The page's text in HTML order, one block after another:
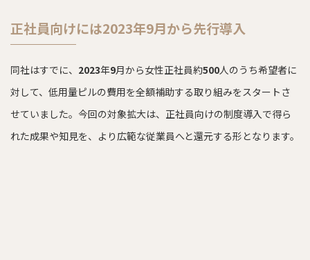
正社員向けには2023年9月から先行導入
同社はすでに、 2023年9月から女性正社員約500人のうち希望者に
対して、低用量ピルの費用を全額補助する取り組みをスタートさ
せていました。今回の対象拡大は、正社員向けの制度導入で得ら
れた成果や知見を、より広範な従業員へと還元する形となります。